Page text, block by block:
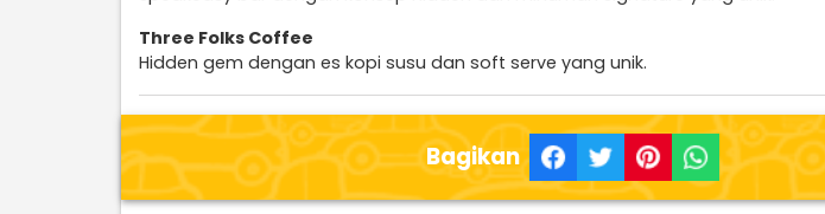
Three Folks Coffee
Hidden gem dengan es kopi susu dan soft serve yang unik.
Bagikan